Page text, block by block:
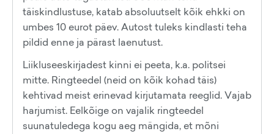
täiskindlustuse, katab absoluutselt kõik ehkki on
umbes 10 eurot päev. Autost tuleks kindlasti teha
pildid enne ja pärast laenutust.
Liikluseeskirjadest kinni ei peeta, k.a. politsei
mitte. Ringteedel (neid on kõik kohad täis)
kehtivad meist erinevad kirjutamata reeglid. Vajab
harjumist. Eelkõige on vajalik ringteedel
suunatuledega kogu aeg mängida, et mõni